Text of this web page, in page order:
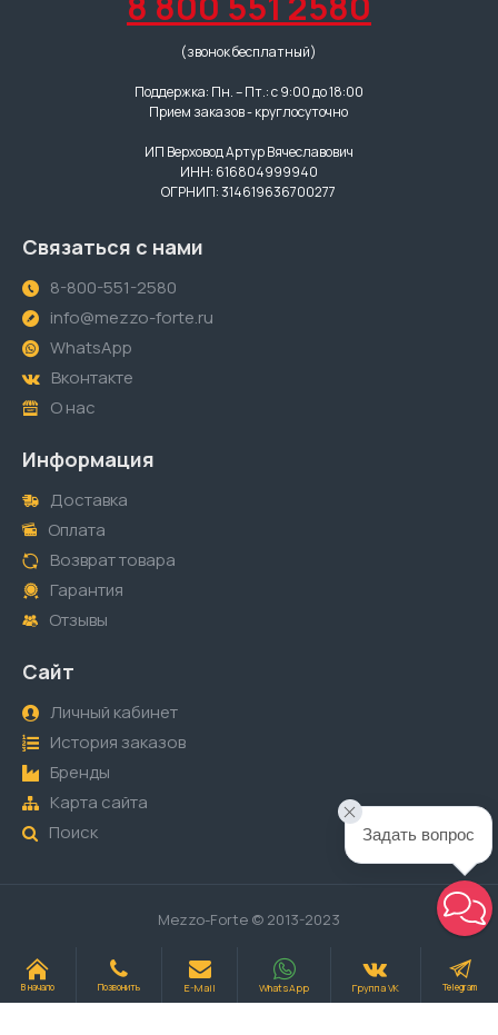
(звонок бесплатный)
Поддержка: Пн. – Пт.: с 9:00 до 18:00
Прием заказов - круглосуточно
ИП Верховод Артур Вячеславович
ИНН: 616804999940
ОГРНИП: 314619636700277
Связаться с нами
8-800-551-2580
info@mezzo-forte.ru
WhatsApp
Вконтакте
О нас
Информация
Доставка
Оплата
Возврат товара
Гарантия
Отзывы
Сайт
Личный кабинет
История заказов
Бренды
Карта сайта
Поиск
Mezzo-Forte © 2013-2023
В начало Позвонить E-Mail WhatsApp Группа VK Telegram
Задать вопрос